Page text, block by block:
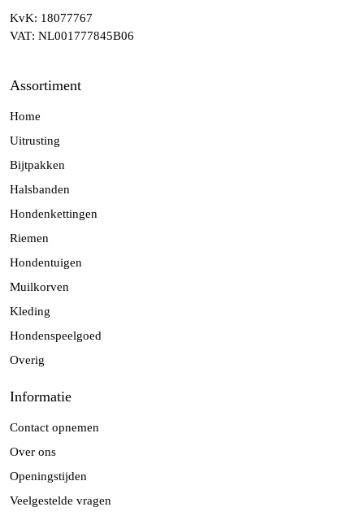
KvK: 18077767
VAT: NL001777845B06
Assortiment
Home
Uitrusting
Bijtpakken
Halsbanden
Hondenkettingen
Riemen
Hondentuigen
Muilkorven
Kleding
Hondenspeelgoed
Overig
Informatie
Contact opnemen
Over ons
Openingstijden
Veelgestelde vragen